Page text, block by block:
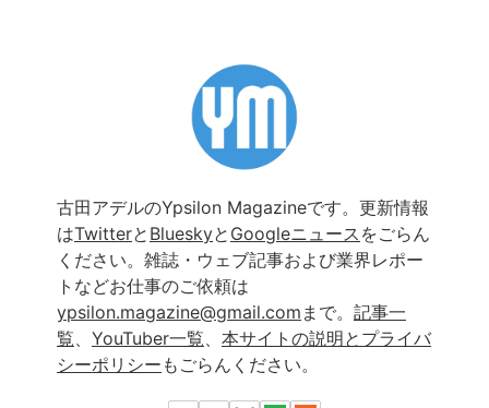
古田アデルのYpsilon Magazineです。更新情報
はTwitterと Blueskyと Googleニュース をごらん
ください。雑誌・ウェブ記事および業界レポー
トなどお仕事のご依頼は
ypsilon.magazine@gmail.com まで。 記事一
覧、 YouTuber一覧、 本サイトの説明とプライバ
シーポリシー もごらんください。